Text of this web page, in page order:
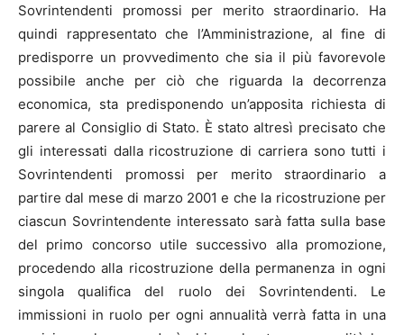
Sovrintendenti promossi per merito straordinario. Ha
quindi rappresentato che l’Amministrazione, al fine di
predisporre un provvedimento che sia il più favorevole
possibile anche per ciò che riguarda la decorrenza
economica, sta predisponendo un’apposita richiesta di
parere al Consiglio di Stato. È stato altresì precisato che
gli interessati dalla ricostruzione di carriera sono tutti i
Sovrintendenti promossi per merito straordinario a
partire dal mese di marzo 2001 e che la ricostruzione per
ciascun Sovrintendente interessato sarà fatta sulla base
del primo concorso utile successivo alla promozione,
procedendo alla ricostruzione della permanenza in ogni
singola qualifica del ruolo dei Sovrintendenti. Le
immissioni in ruolo per ogni annualità verrà fatta in una